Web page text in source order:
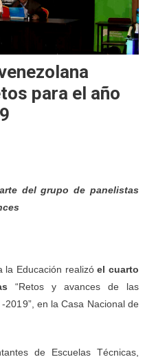
para el año
del grupo de panelistas
la Educación realizóel cuarto
“Retos y avances de las
en la Casa Nacional de
de Escuelas Técnicas,